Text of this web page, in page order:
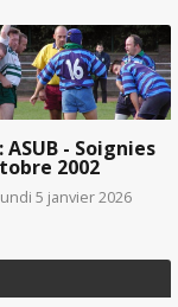
ASUB - Soignies
2002
5 janvier 2026